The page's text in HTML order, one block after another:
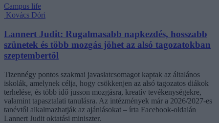
Campus life
Kovács Dóri
Lannert Judit: Rugalmasabb napkezdés, hosszabb
szünetek és több mozgás jöhet az alsó tagozatokban
szeptembertől
Tizennégy pontos szakmai javaslatcsomagot kaptak az általános
iskolák, amelynek célja, hogy csökkenjen az alsó tagozatos diákok
terhelése, és több idő jusson mozgásra, kreatív tevékenységekre,
valamint tapasztalati tanulásra. Az intézmények már a 2026/2027-es
tanévtől alkalmazhatják az ajánlásokat – írta Facebook-oldalán
Lannert Judit oktatási miniszter.